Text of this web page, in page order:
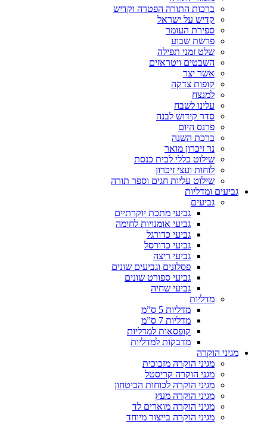
ברכות התורה הפטרה וקדיש
קדיש על ישראל
ספירת העומר
פרשת שבוע
שלט זמני תפילה
השבטים ויטראזים
אשר יצר
קופות צדקה
למנצח
עלינו לשבח
סדר קידוש לבנה
פרנס היום
ברכת השנה
נר זיכרון מואר
שילוט כללי לבית כנסת
לוחות ועצי זיכרון
שילוט עליות חגים וספר תורה
גביעים ומדליות
גביעים
גביעי מתכת יוקרתיים
גביעי אומנויות לחימה
גביעי כדורגל
גביעי כדורסל
גביעי ריצה
פסלונים וגביעים שונים
גביעי ספורט שונים
גביעי שחיה
מדליות
מדליות 5 ס”מ
מדליות 7 ס”מ
קופסאות למדליות
מדבקות למדליות
מגיני הוקרה
מגיני הוקרה מזכוכית
מגני הוקרה קריסטל
מגיני הוקרה לכוחות הביטחון
מגיני הוקרה מעץ
מגיני הוקרה מוארים לד
מגיני הוקרה בייצור מיוחד